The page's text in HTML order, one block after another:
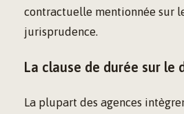
contractuelle mentionnée sur
jurisprudence.
La clause de durée sur le
La plupart des agences